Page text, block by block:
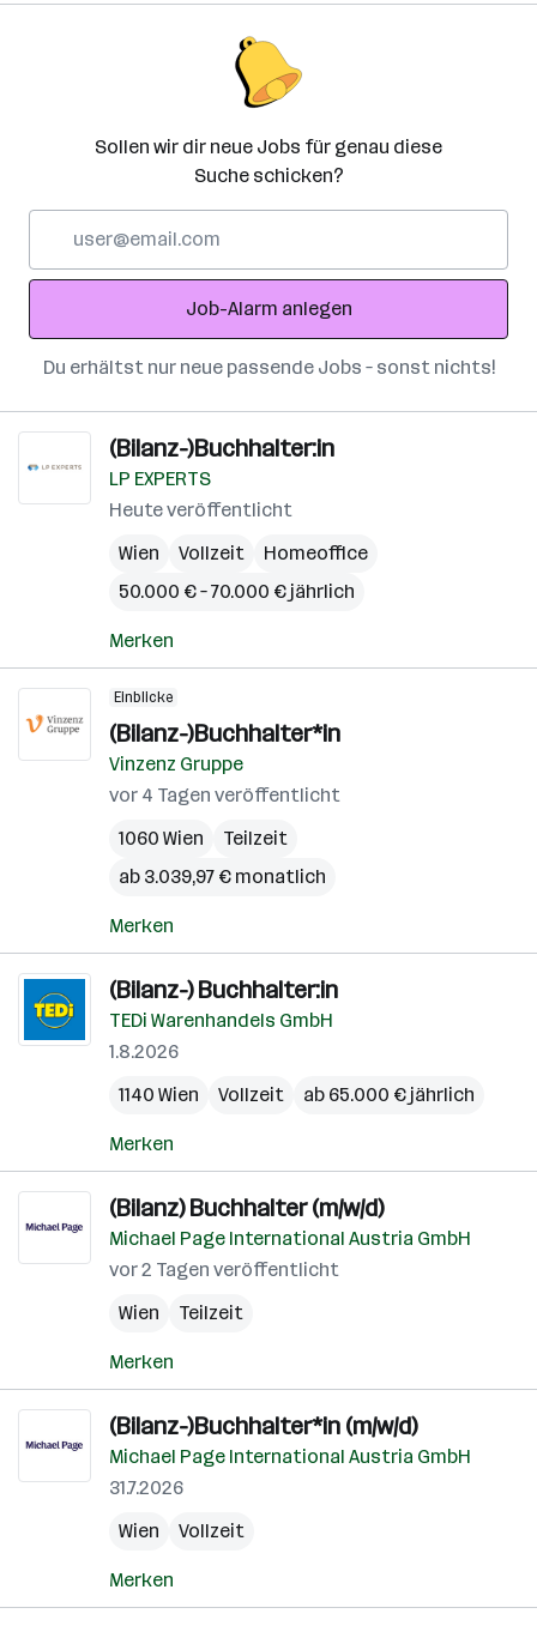
Sollen wir dir neue Jobs für genau diese
Suche schicken?
Adresse
Job-Alarm anlegen
Du erhältst nur neue passende Jobs – sonst nichts!
(Bilanz-)Buchhalter:in
LP EXPERTS
Heute veröffentlicht
Wien
Vollzeit
Homeoffice
50.000 € – 70.000 € jährlich
Merken
Einblicke
(Bilanz-)Buchhalter*in
Vinzenz Gruppe
vor 4 Tagen veröffentlicht
1060 Wien
Teilzeit
ab 3.039,97 € monatlich
Merken
(Bilanz-) Buchhalter:in
TEDi Warenhandels GmbH
1.8.2026
1140 Wien
Vollzeit ab 65.000 € jährlich
Merken
(Bilanz) Buchhalter (m/w/d)
Michael Page International Austria GmbH
vor 2 Tagen veröffentlicht
Wien
Teilzeit
Merken
(Bilanz-)Buchhalter*in (m/w/d)
Michael Page International Austria GmbH
31.7.2026
Wien
Vollzeit
Merken